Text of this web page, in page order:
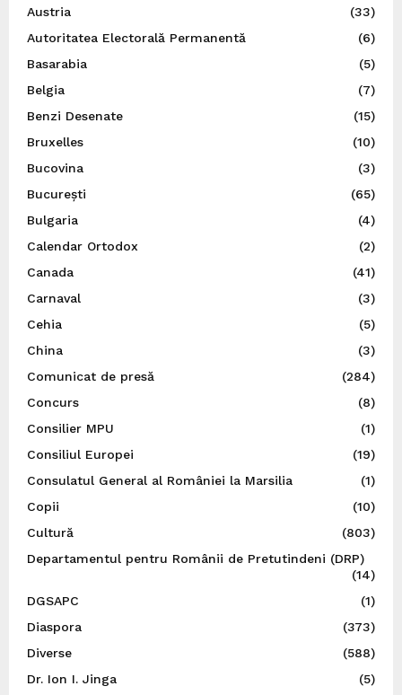
Austria
(33)
Autoritatea Electorală Permanentă
(6)
Basarabia
(5)
Belgia
(7)
Benzi Desenate
(15)
Bruxelles
(10)
Bucovina
(3)
București
(65)
Bulgaria
(4)
Calendar Ortodox
(2)
Canada
(41)
Carnaval
(3)
Cehia
(5)
China
(3)
Comunicat de presă
(284)
Concurs
(8)
Consilier MPU
(1)
Consiliul Europei
(19)
Consulatul General al României la Marsilia
(1)
Copii
(10)
Cultură
(803)
Departamentul pentru Românii de Pretutindeni (DRP)
(14)
DGSAPC
(1)
Diaspora
(373)
Diverse
(588)
Dr. Ion I. Jinga
(5)